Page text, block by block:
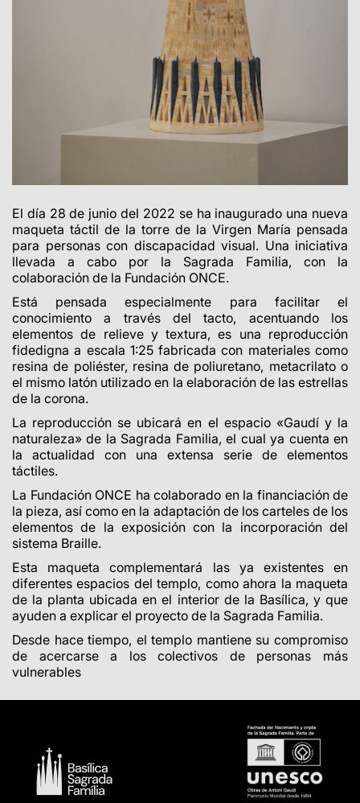
El día 28 de junio del 2022 se ha inaugurado una nueva
maqueta táctil de la torre de la Virgen María pensada
para personas con discapacidad visual. Una iniciativa
llevada a cabo por la Sagrada Familia, con la
colaboración de la Fundación ONCE.
Está pensada especialmente para facilitar el
conocimiento a través del tacto, acentuando los
elementos de relieve y textura, es una reproducción
fidedigna a escala 1:25 fabricada con materiales como
resina de poliéster, resina de poliuretano, metacrilato o
el mismo latón utilizado en la elaboración de las estrellas
de la corona.
La reproducción se ubicará en el espacio «Gaudí y la
naturaleza» de la Sagrada Familia, el cual ya cuenta en
la actualidad con una extensa serie de elementos
táctiles.
La Fundación ONCE ha colaborado en la financiación de
la pieza, así como en la adaptación de los carteles de los
elementos de la exposición con la incorporación del
sistema Braille.
Esta maqueta complementará las ya existentes en
diferentes espacios del templo, como ahora la maqueta
de la planta ubicada en el interior de la Basílica, y que
ayuden a explicar el proyecto de la Sagrada Familia.
Desde hace tiempo, el templo mantiene su compromiso
de acercarse a los colectivos de personas más
vulnerables